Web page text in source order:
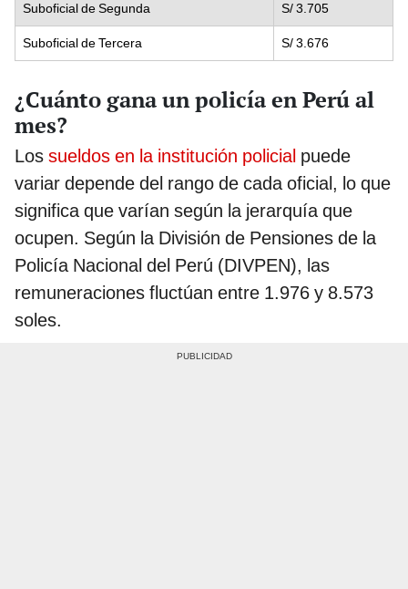
Suboficial de Segunda S/ 3.705
Suboficial de Tercera S/ 3.676
¿Cuánto gana un policía en Perú al
mes?
Los sueldos en la institución policial puede
variar depende del rango de cada oficial, lo que
significa que varían según la jerarquía que
ocupen. Según la División de Pensiones de la
Policía Nacional del Perú (DIVPEN), las
remuneraciones fluctúan entre 1.976 y 8.573
soles.